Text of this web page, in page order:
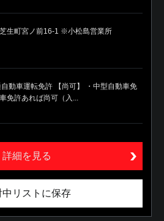
生町宮ノ前16-1 ※小松島営業所
自動車運転免許 【尚可】 ・中型自動車免
免許あれば尚可（入...
詳細を見る
中リストに保存